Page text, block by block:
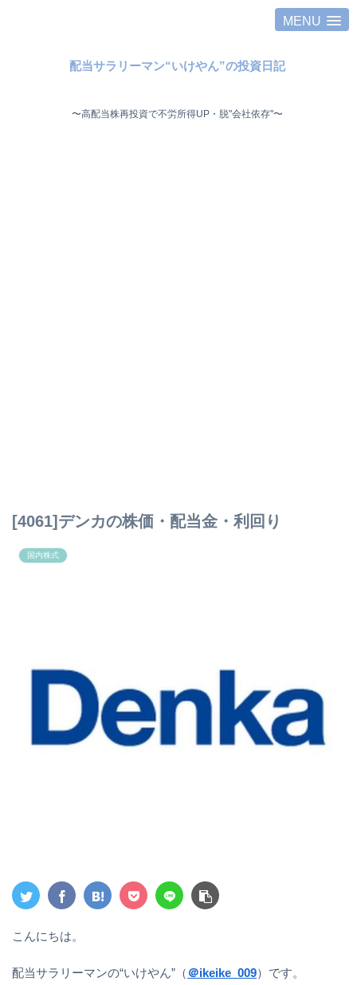
MENU
配当サラリーマン“いけやん”の投資日記 ​
〜高配当株再投資で不労所得UP・脱"会社依存"〜 ​
[4061]デンカの株価・配当金・利回り
国内株式
こんにちは。
配当サラリーマンの“いけやん”（ ＠ikeike_009）です。